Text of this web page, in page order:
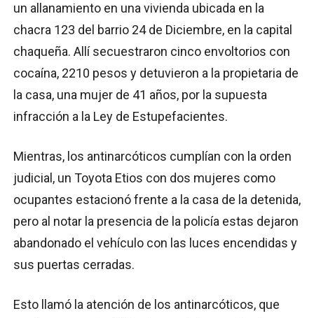
un allanamiento en una vivienda ubicada en la
chacra 123 del barrio 24 de Diciembre, en la capital
chaqueña. Allí secuestraron cinco envoltorios con
cocaína, 2210 pesos y detuvieron a la propietaria de
la casa, una mujer de 41 años, por la supuesta
infracción a la Ley de Estupefacientes.
Mientras, los antinarcóticos cumplían con la orden
judicial, un Toyota Etios con dos mujeres como
ocupantes estacionó frente a la casa de la detenida,
pero al notar la presencia de la policía estas dejaron
abandonado el vehículo con las luces encendidas y
sus puertas cerradas.
Esto llamó la atención de los antinarcóticos, que